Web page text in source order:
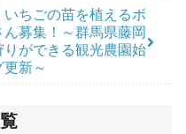
いちごの苗を植えるボ
ん募集！～群馬県藤岡
りができる観光農園始
新～